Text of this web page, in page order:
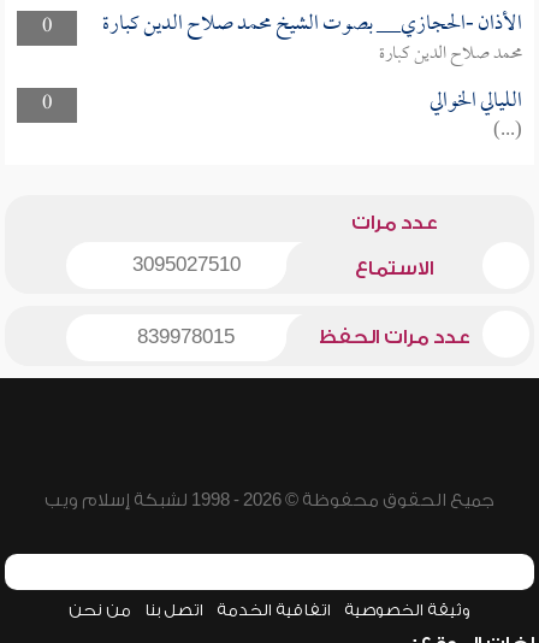
0
الأذان -الحجازي__ بصوت الشيخ محمد صلاح الدين كبارة
محمد صلاح الدين كبارة
0
الليالي الخوالي
(...)
عدد مرات
الاستماع 3095027510
عدد مرات الحفظ 839978015
جميع الحقوق محفوظة © 2026 - 1998 لشبكة إسلام ويب
وثيقة الخصوصية اتفاقية الخدمة اتصل بنا من نحن